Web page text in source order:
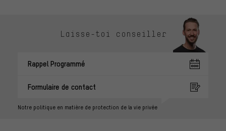
Laisse-toi conseiller
Rappel Programmé
Formulaire de contact
Notre politique en matière de protection de la vie privée